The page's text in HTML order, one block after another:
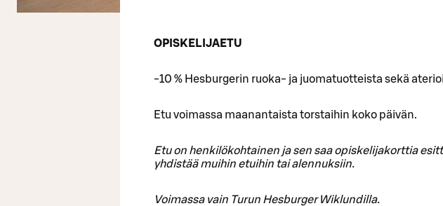
OPISKELIJAETU
-10 % Hesburgerin ruoka- ja juomatuotteista sekä
Etu voimassa maanantaista torstaihin koko päivän.
Etu on henkilökohtainen ja sen saa opiskelijakorttia
yhdistää muihin etuihin tai alennuksiin.
Voimassa vain Turun Hesburger Wiklundilla.